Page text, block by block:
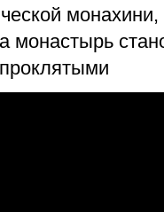
монастырь